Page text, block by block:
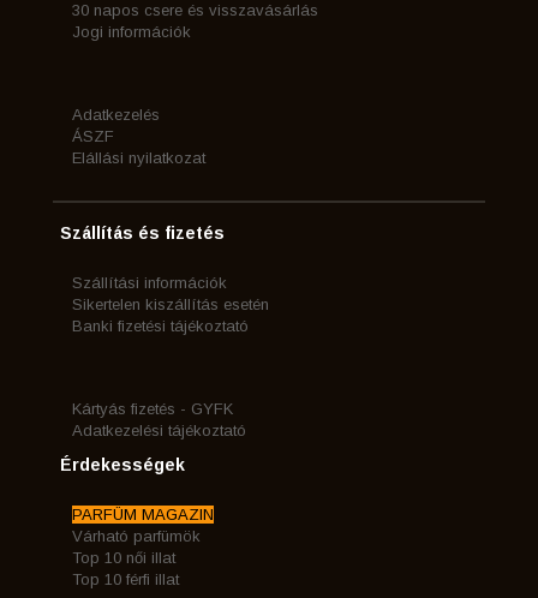
30 napos csere és visszavásárlás
Jogi információk
Adatkezelés
ÁSZF
Elállási nyilatkozat
Szállítás és fizetés
Szállítási információk
Sikertelen kiszállítás esetén
Banki fizetési tájékoztató
Kártyás fizetés - GYFK
Adatkezelési tájékoztató
Érdekességek
PARFÜM MAGAZIN
Várható parfümök
Top 10 női illat
Top 10 férfi illat